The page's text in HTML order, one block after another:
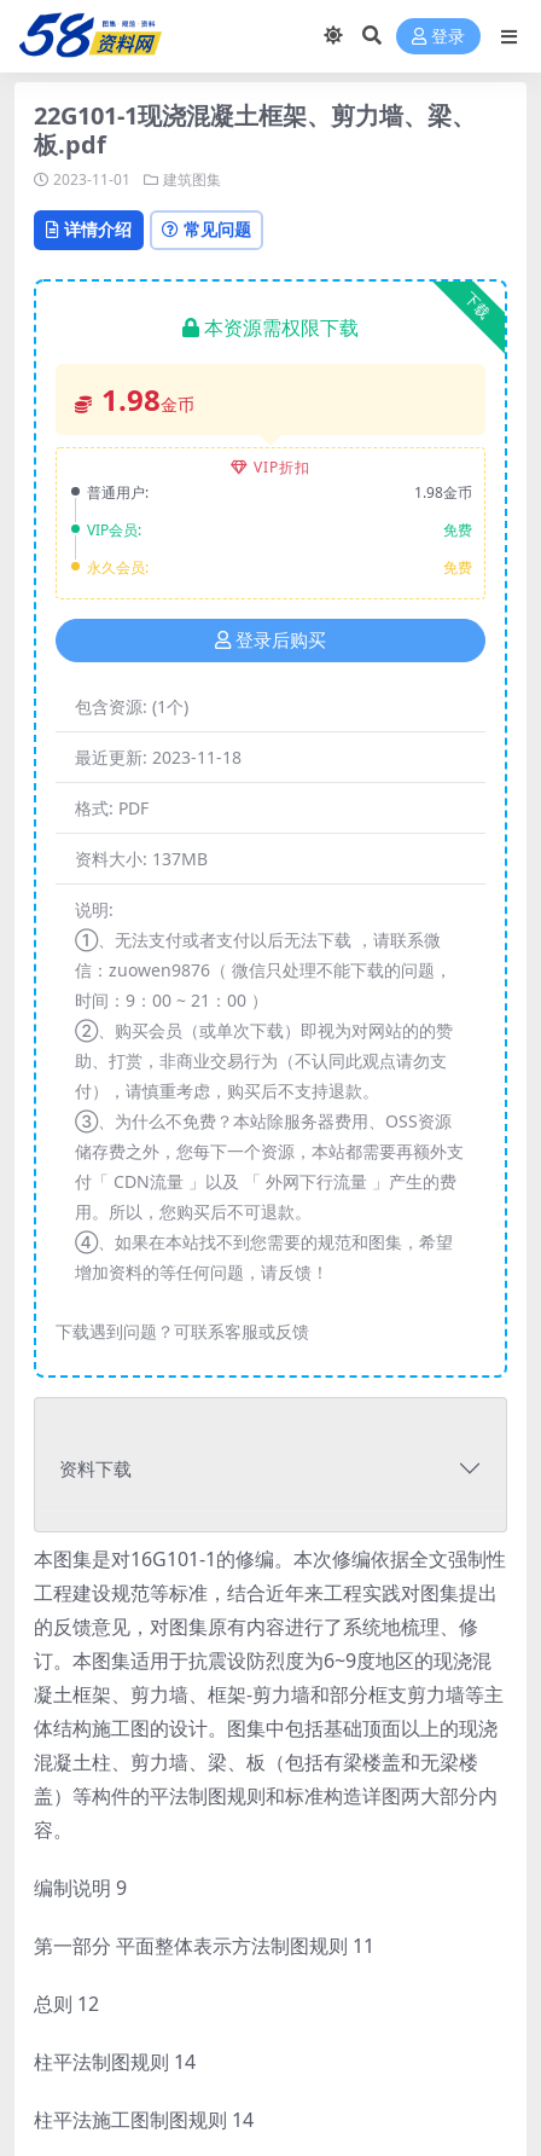
登录
22G101-1现浇混凝土框架、剪力墙、梁、
板.pdf
2023-11-01 建筑图集
详情介绍 常见问题
下载
本资源需权限下载
1.98金币
VIP折扣
普通用户:
1.98金币
VIP会员:
免费
永久会员:
免费
登录后购买
包含资源: (1个)
最近更新: 2023-11-18
格式: PDF
资料大小: 137MB
说明:
①、无法支付或者支付以后无法下载 ，请联系微
信：zuowen9876（ 微信只处理不能下载的问题，
时间：9：00 ~ 21：00 ）
②、购买会员（或单次下载）即视为对网站的的赞
助、打赏，非商业交易行为（不认同此观点请勿支
付），请慎重考虑，购买后不支持退款。
③、为什么不免费？本站除服务器费用、OSS资源
储存费之外，您每下一个资源，本站都需要再额外支
付「 CDN流量 」以及 「 外网下行流量 」产生的费
用。所以，您购买后不可退款。
④、如果在本站找不到您需要的规范和图集，希望
增加资料的等任何问题，请反馈！
下载遇到问题？可联系客服或反馈
资料下载
本图集是对16G101-1的修编。本次修编依据全文强制性
工程建设规范等标准，结合近年来工程实践对图集提出
的反馈意见，对图集原有内容进行了系统地梳理、修
订。本图集适用于抗震设防烈度为6~9度地区的现浇混
凝土框架、剪力墙、框架-剪力墙和部分框支剪力墙等主
体结构施工图的设计。图集中包括基础顶面以上的现浇
混凝土柱、剪力墙、梁、板（包括有梁楼盖和无梁楼
盖）等构件的平法制图规则和标准构造详图两大部分内
容。
编制说明 9
第一部分 平面整体表示方法制图规则 11
总则 12
柱平法制图规则 14
柱平法施工图制图规则 14